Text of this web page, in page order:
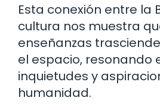
Esta conexión entre la
cultura nos muestra
enseñanzas
el espacio, resonando
inquietudes y
humanidad.